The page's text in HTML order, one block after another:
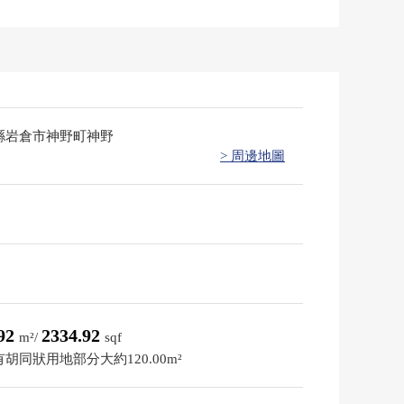
岩倉市神野町神野
> 周邊地圖
m²/ 2334.92 sqf
同狀用地部分大約120.00m²